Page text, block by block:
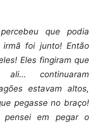
que podia
foi junto! Então
Eles fingiram que
continuaram
estavam altos,
pegasse no braço!
pensei em pegar o